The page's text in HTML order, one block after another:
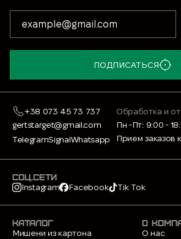
+38 073 45 73 737
gertstarget@gmail.com
TelegramSignalWhatsapp
Обработка и
Пн -Пт: 9:00 -
Прием заказов
СОЦ.СЕТИ
Instagram
Facebook Tik Tok
КАТАЛОГ
Мишени из картона
О
О нас
ПОДПИСАТЬСЯ